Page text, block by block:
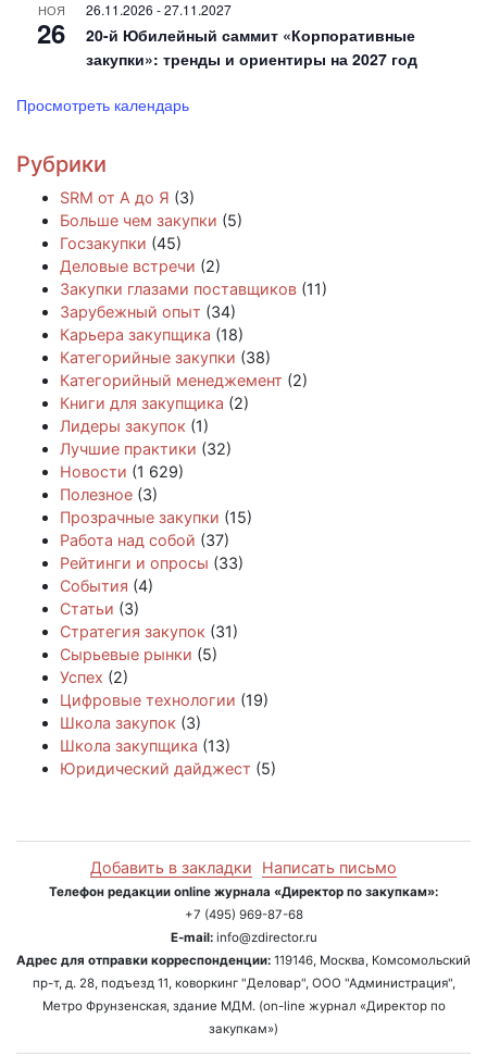
НОЯ
26
26.11.2026 -27.11.2027
20-й Юбилейный саммит «Корпоративные
закупки»: тренды и ориентиры на 2027 год
Просмотреть календарь
Рубрики
SRM от А до Я (3)
Больше чем закупки (5)
Госзакупки (45)
Деловые встречи (2)
Закупки глазами поставщиков (11)
Зарубежный опыт (34)
Карьера закупщика (18)
Категорийные закупки (38)
Категорийный менеджемент (2)
Книги для закупщика (2)
Лидеры закупок (1)
Лучшие практики (32)
Новости (1 629)
Полезное (3)
Прозрачные закупки (15)
Работа над собой (37)
Рейтинги и опросы (33)
События (4)
Статьи (3)
Стратегия закупок (31)
Сырьевые рынки (5)
Успех (2)
Цифровые технологии (19)
Школа закупок (3)
Школа закупщика (13)
Юридический дайджест (5)
Добавить в закладки Написать письмо
Телефон редакции online журнала «Директор по закупкам»:
+7 (495) 969-87-68
E-mail:info@zdirector.ru
Адрес для отправки корреспонденции: 119146, Москва, Комсомольский
пр-т, д. 28, подъезд 11, коворкинг "Деловар", ООО "Администрация",
Метро Фрунзенская, здание МДМ. (on-line журнал «Директор по
закупкам»)